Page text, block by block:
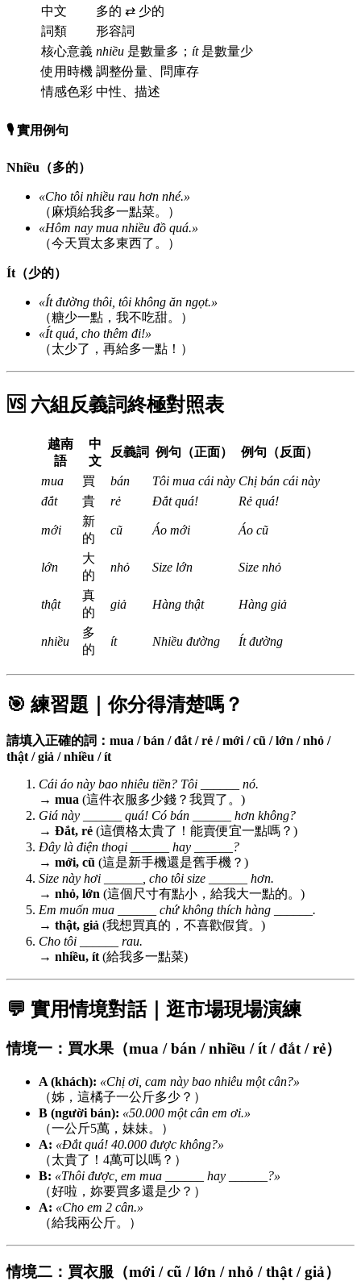
中文
多的 ⇄ 少的
詞類
形容詞
核心意義 nhiều 是數量多； ít是數量少
使用時機 調整份量、問庫存
情感色彩 中性、描述
🎙️ 實用例句
Nhiều（多的）
«Cho tôi nhiều rau hơn nhé.»
（麻煩給我多一點菜。）
«Hôm nay mua nhiều đồ quá.»
（今天買太多東西了。）
Ít（少的）
«Ít đường thôi, tôi không ăn ngọt.»
（糖少一點，我不吃甜。）
«Ít quá, cho thêm đi!»
（太少了，再給多一點！）
🆚 六組反義詞終極對照表
越南
語
中
文
反義詞 例句（正面） 例句（反面）
mua 買 bán Tôi mua cái này Chị bán cái này
đắt
貴 rẻ Đắt quá! Rẻ quá!
mới
新
的
cũ Áo mới Áo cũ
lớn
大
的
nhỏ Size lớn Size nhỏ
thật
真
的
giả Hàng thật Hàng giả
nhiều
多
的
ít Nhiều đường Ít đường
🎯 練習題｜你分得清楚嗎？
請填入正確的詞：mua / bán / đắt / rẻ / mới / cũ / lớn / nhỏ /
thật / giả / nhiều / ít
Cái áo này bao nhiêu tiền? Tôi ______ nó.
→ mua (這件衣服多少錢？我買了。)
Giá này
______ quá! Có bán ______ hơn không?
→ Đắt, rẻ (這價格太貴了！能賣便宜一點嗎？)
Đây là điện thoại ______ hay ______?
→ mới, cũ (這是新手機還是舊手機？)
Size này hơi ______, cho tôi size ______ hơn.
→ nhỏ, lớn (這個尺寸有點小，給我大一點的。)
Em muốn mua ______ chứ không thích hàng ______.
→ thật, giả (我想買真的，不喜歡假貨。)
Cho tôi ______ rau.
→ nhiều, ít(給我多一點菜)
💬 實用情境對話｜逛市場現場演練
情境一：買水果（mua / bán / nhiều / ít / đắt / rẻ）
A (khách): «Chị ơi, cam này bao nhiêu một cân?»
（姊，這橘子一公斤多少？）
B (người bán): «50.000 một cân em ơi.»
（一公斤5萬，妹妹。）
A: «Đắt quá! 40.000 được không?»
（太貴了！4萬可以嗎？）
B: «Thôi được, em mua ______ hay ______?»
（好啦，妳要買多還是少？）
A: «Cho em 2 cân.»
（給我兩公斤。）
情境二：買衣服（mới / cũ / lớn / nhỏ / thật / giả）